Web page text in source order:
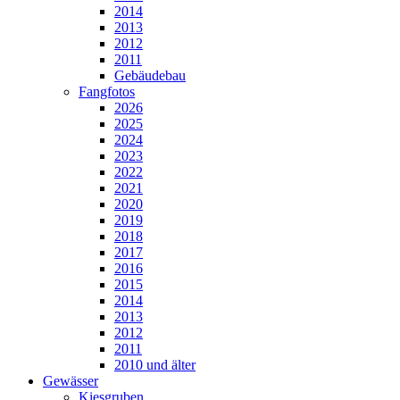
2014
2013
2012
2011
Gebäudebau
Fangfotos
2026
2025
2024
2023
2022
2021
2020
2019
2018
2017
2016
2015
2014
2013
2012
2011
2010 und älter
Gewässer